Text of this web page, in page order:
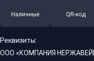
Наличные QR-код
Реквизиты:
ООО «КОМПАНИЯ